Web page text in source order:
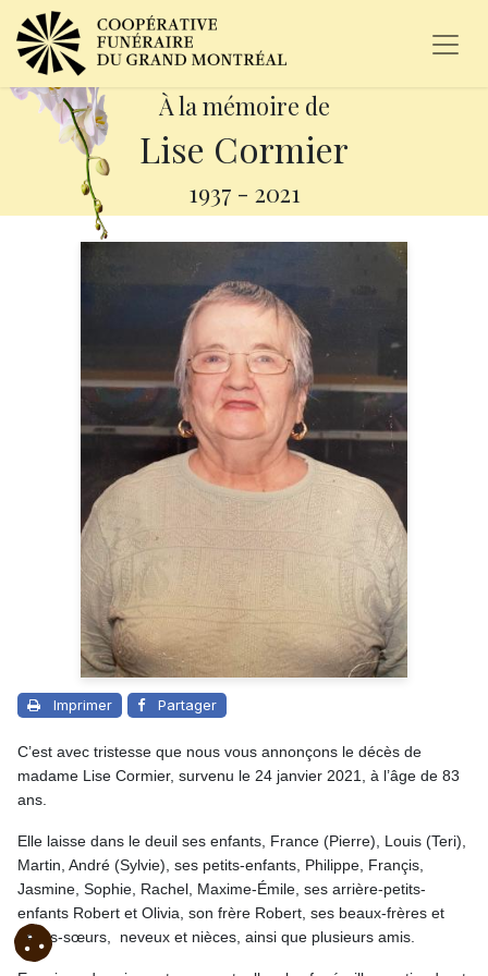
À la mémoire de
Lise Cormier
1937 - 2021
Imprimer Partager
C’est avec tristesse que nous vous annonçons le décès de
madame Lise Cormier, survenu le 24 janvier 2021, à l’âge de 83
ans.
Elle laisse dans le deuil ses enfants, France (Pierre), Louis (Teri),
Martin, André (Sylvie), ses petits-enfants, Philippe, Françis,
Jasmine, Sophie, Rachel, Maxime-Émile, ses arrière-petits-
enfants Robert et Olivia, son frère Robert, ses beaux-frères et
belles-sœurs, neveux et nièces, ainsi que plusieurs amis.